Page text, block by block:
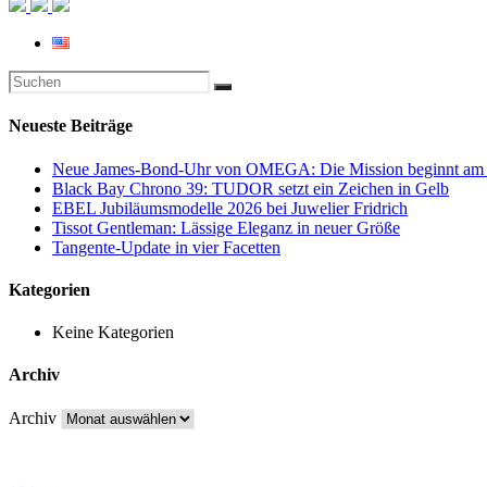
Neueste Beiträge
Neue James-Bond-Uhr von OMEGA: Die Mission beginnt
Black Bay Chrono 39: TUDOR setzt ein Zeichen in Gelb
EBEL Jubiläumsmodelle 2026 bei Juwelier Fridrich
Tissot Gentleman: Lässige Eleganz in neuer Größe
Tangente-Update in vier Facetten
Kategorien
Keine Kategorien
Archiv
Archiv